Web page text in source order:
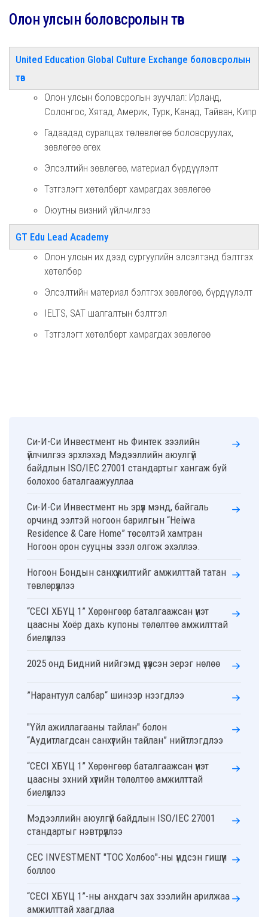
Си-И-Си Инвестмент нь Финтек зээлийн
үйлчилгээ эрхлэхэд Мэдээллийн аюулгүй
байдлын ISO/IEC 27001 стандартыг хангаж буй
болохоо баталгаажууллаа
Си-И-Си Инвестмент нь эрүүл мэнд, байгаль
орчинд ээлтэй ногоон барилгын “Heiwa
Residence & Care Home” төсөлтэй хамтран
Ногоон орон сууцны зээл олгож эхэллээ.
Ногоон Бондын санхүүжилтийг амжилттай татан
төвлөрүүллээ
“CECI ХБҮЦ 1” Хөрөнгөөр баталгаажсан үнэт
цаасны Хоёр дахь купоны төлөлтөө амжилттай
биелүүллээ
2025 онд Бидний нийгэмд үзүүлсэн эерэг нөлөө
”Нарантуул салбар“ шинээр нээгдлээ
"Үйл ажиллагааны тайлан" болон
“Аудитлагдсан санхүүгийн тайлан” нийтлэгдлээ
“CECI ХБҮЦ 1” Хөрөнгөөр баталгаажсан үнэт
цаасны эхний хүүгийн төлөлтөө амжилттай
биелүүллээ
Мэдээллийн аюулгүй байдлын ISO/IEC 27001
стандартыг нэвтрүүллээ
CEC INVESTMENT "ТОС Холбоо"-ны үндсэн гишүүн
боллоо
“CECI ХБҮЦ 1”-ны анхдагч зах зээлийн арилжаа
амжилттай хаагдлаа
Олон улсын боловсролын төв
United Education Global Culture Exchange боловсролын
төв
Олон улсын боловсролын зуучлал: Ирланд,
Солонгос, Хятад, Америк, Турк, Канад, Тайван, Кипр
Гадаадад суралцах төлөвлөгөө боловсруулах,
зөвлөгөө өгөх
Элсэлтийн зөвлөгөө, материал бүрдүүлэлт
Тэтгэлэгт хөтөлбөрт хамрагдах зөвлөгөө
Оюутны визний үйлчилгээ
GT Edu Lead Academy
Олон улсын их дээд сургуулийн элсэлтэнд бэлтгэх
хөтөлбөр
Элсэлтийн материал бэлтгэх зөвлөгөө, бүрдүүлэлт
IELTS, SAT шалгалтын бэлтгэл
Тэтгэлэгт хөтөлбөрт хамрагдах зөвлөгөө